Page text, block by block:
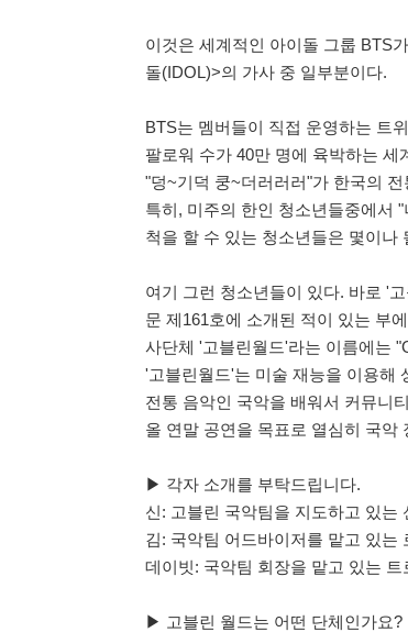
이것은 세계적인 아이돌 그룹 BTS
돌(IDOL)>의 가사 중 일부분이다.
BTS는 멤버들이 직접 운영하는 트
팔로워 수가 40만 명에 육박하는 세
"덩~기덕 쿵~더러러러"가 한국의
특히, 미주의 한인 청소년들중에서
척을 할 수 있는 청소년들은 몇이나
여기 그런 청소년들이 있다. 바로 '
문 제161호에 소개된 적이 있는 부
사단체 '고블린월드'라는 이름에는
'고블린월드'는 미술 재능을 이용해
전통 음악인 국악을 배워서 커뮤니
올 연말 공연을 목표로 열심히 국악
▶ 각자 소개를 부탁드립니다.
신: 고블린 국악팀을 지도하고 있는
김: 국악팀 어드바이저를 맡고 있는
데이빗: 국악팀 회장을 맡고 있는
▶ 고블린 월드는 어떤 단체인가요?